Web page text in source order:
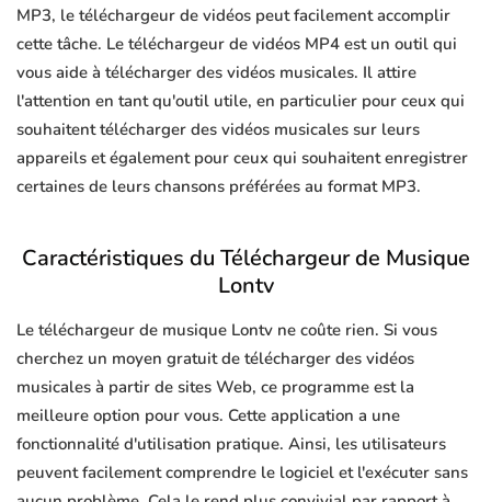
MP3, le téléchargeur de vidéos peut facilement accomplir
cette tâche. Le téléchargeur de vidéos MP4 est un outil qui
vous aide à télécharger des vidéos musicales. Il attire
l'attention en tant qu'outil utile, en particulier pour ceux qui
souhaitent télécharger des vidéos musicales sur leurs
appareils et également pour ceux qui souhaitent enregistrer
certaines de leurs chansons préférées au format MP3.
Caractéristiques du Téléchargeur de Musique
Lontv
Le téléchargeur de musique Lontv ne coûte rien. Si vous
cherchez un moyen gratuit de télécharger des vidéos
musicales à partir de sites Web, ce programme est la
meilleure option pour vous. Cette application a une
fonctionnalité d'utilisation pratique. Ainsi, les utilisateurs
peuvent facilement comprendre le logiciel et l'exécuter sans